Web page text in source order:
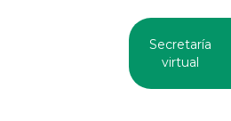
Secretaría
virtual